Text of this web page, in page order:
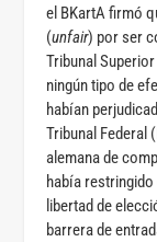
el BKartA firmó
(unfair) por ser
Tribunal
ningún tipo de
habían
Tribunal Federal
alemana de
había
libertad de
barrera de